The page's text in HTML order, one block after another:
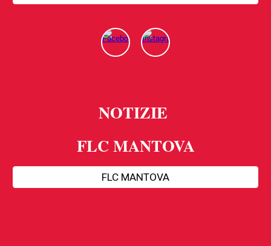
NOTIZIE
FLC MANTOVA
FLC MANTOVA